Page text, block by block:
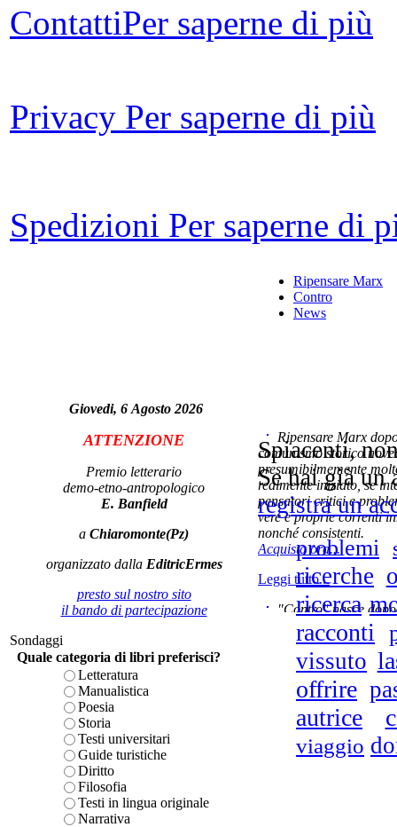
U
ContattiPer saperne di più
Privacy Per saperne di più
Spedizioni Per saperne di
Giovedi, 6 Agosto 2026
ATTENZIONE
Premio letterario
demo-etno-antropologico
E. Banfield
a Chiaromonte(Pz)
organizzato dalla EditricErmes
presto sul nostro sito
il bando di partecipazione
Sondaggi
Quale categoria di libri preferisci?
Letteratura
Manualistica
Poesia
Storia
Testi universitari
Guide turistiche
Diritto
Filosofia
Testi in lingua originale
Narrativa
Ripensare Marx
Contro
News
Ripensare Marx
comunismo storico
presumibilmemente
realmente iniziato, se
pensatori critici e
vere e proprie correnti
nonché consistenti.
Acquista ora...
Leggi tutto...
"Contro" nasce
cominciato con la
ripensaremarx. i saggi
questa collaborazione
è teorica, sempre però
presente fase.
Acquista ora...
A feed could not be
http://www.lastampa.it/
Spiacenti,
Se hai già un
registra un
problemi
ricerche
ricerca
racconti
vissuto
offrire
autrice
viaggio